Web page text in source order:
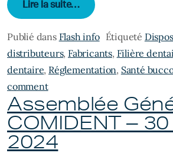
Lire la suite…from Assemblée
Publié dans Flash info Étiqueté
distributeurs, Fabricants, Filière
dentaire, Réglementation, Santé
commenton Assemblée Générale du
Assemblée
COMIDENT – 30
2024